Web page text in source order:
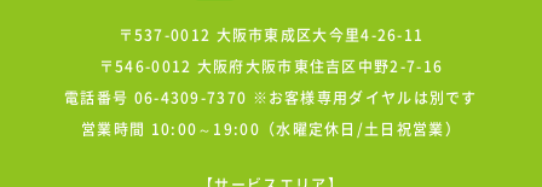
〒537-0012 大阪市東成区大今里4-26-11
〒546-0012 大阪府大阪市東住吉区中野2-7-16
電話番号 06-4309-7370 ※お客様専用ダイヤルは別です
営業時間 10:00～19:00（水曜定休日/土日祝営業）
【サービスエリア】